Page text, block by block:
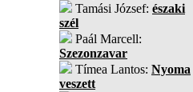
Tamási József: északi
szél
Paál Marcell:
Szezonzavar
Tímea Lantos: Nyoma
veszett